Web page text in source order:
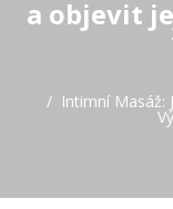
a objevit
Intimní Masáž: